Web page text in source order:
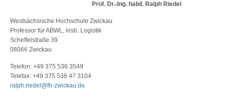
Prof. Dr.-Ing. habil. Ralph Riedel
Westsächsische Hochschule Zwickau
Professor für ABWL, insb. Logistik
Scheffelstraße 39
08066 Zwickau
Telefon: +49 375 536 3549
Telefax: +49 375 536 47 3104
ralph.riedel@fh-zwickau.de